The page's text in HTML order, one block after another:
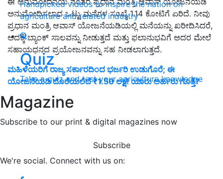
Handpicked videos to inspire the nation on
agriculture and related industry
Quiz
Take a quiz and test your agriculture knowledge
Magazine
Subscribe to our print & digital magazines now
Subscribe
We're social. Connect with us on:
ಅನುಮೋದಿಸಲಾದ ಒಟ್ಟು ಮನೆಗಳ ಸಂಖ್ಯೆ 1.14 ಕೋಟಿಗೆ ಏರಿದೆ. ನೀವು
ಪ್ರಧಾನ ಮಂತ್ರಿ ಆವಾಸ್ ಯೋಜನೆಯಡಿಯಲ್ಲಿ ಮನೆಯನ್ನು ಖರೀದಿಸಿದರೆ,
ಅದಕ್ಕೆ ಬ್ಯಾಂಕ್ ಸಾಲವನ್ನು ನೀಡುತ್ತದೆ ಮತ್ತು ಫಲಾನುಭವಿಗೆ ಅದರ ಮೇಲೆ
ಸಹಾಯಧನದ ಪ್ರಯೋಜನವನ್ನು ಸಹ ನೀಡಲಾಗುತ್ತದೆ.
ಮಹಿಳೆಯರಿಗೆ ರಾಜ್ಯ ಸರ್ಕಾರದಿಂದ ಭರ್ಜರಿ ಉಡುಗೊರೆ; ಈ
ಯೋಜನೆಯಡಿ ದೊರೆಯಲಿದೆ ₹1.50 ಲಕ್ಷ! ಯಾರು ಅರ್ಹರು ಗೊತ್ತೆ?